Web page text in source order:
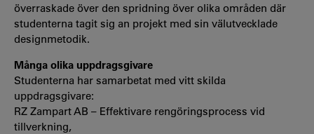
överraskade över den spridning över olika områden där
studenterna tagit sig an projekt med sin välutvecklade
designmetodik.
Många olika uppdragsgivare
Studenterna har samarbetat med vitt skilda
uppdragsgivare:
RZ Zampart AB – Effektivare rengöringsprocess vid
tillverkning,